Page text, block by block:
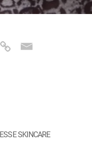
ESSE SKINCARE